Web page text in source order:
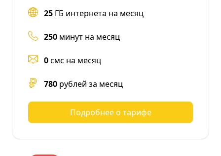
25 ГБ интернета на месяц
250 минут на месяц
0смс на месяц
780 рублей за месяц
Подробнее о тарифе